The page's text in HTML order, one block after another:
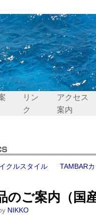
リン
ク
アクセス
案内
クルスタイル
TAMBAR
のご案内（国
NIKKO